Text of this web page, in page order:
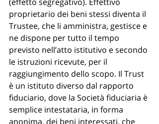
proprietario dei beni stessi diventa il
Trustee, che li amministra, gestisce e
ne dispone per tutto il tempo
previsto nell’atto istitutivo e secondo
le istruzioni ricevute, per il
raggiungimento dello scopo. Il Trust
è un istituto diverso dal rapporto
fiduciario, dove la Società fiduciaria è
semplice intestataria, in forma
anonima, dei beni interessati, che